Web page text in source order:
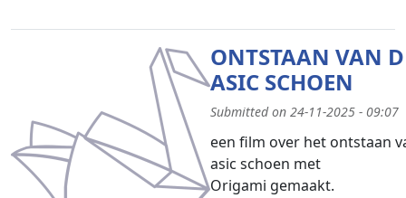
ONTSTAAN VAN
ASIC SCHOEN
Submitted on 24-11-2025 - 09:07
een film over het ontstaan
asic schoen met
Origami gemaakt.